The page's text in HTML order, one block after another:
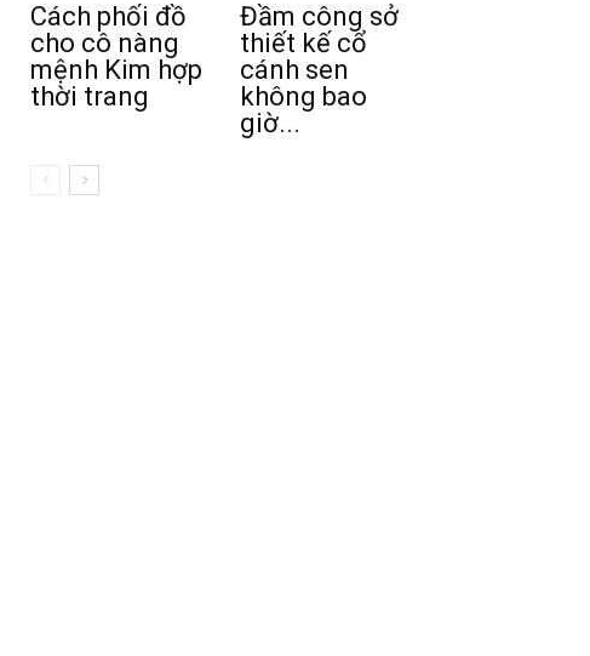
Cách phối đồ
cho cô nàng
mệnh Kim hợp
thời trang
Đầm công sở
thiết kế cổ
cánh sen
không bao
giờ...